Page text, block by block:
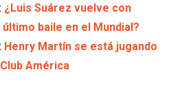
¿Luis Suárez vuelve con
baile en el Mundial?
Henry Martín se está jugando
América